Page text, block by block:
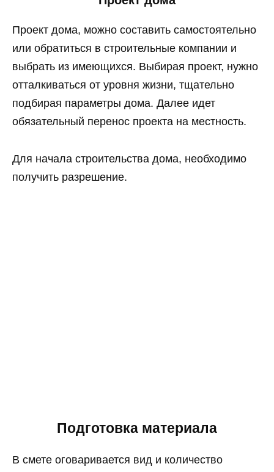
Проект дома, можно составить самостоятельно
или обратиться в строительные компании и
выбрать из имеющихся. Выбирая проект, нужно
отталкиваться от уровня жизни, тщательно
подбирая параметры дома. Далее идет
обязательный перенос проекта на местность.
Для начала строительства дома, необходимо
получить разрешение.
Подготовка материала
В смете оговаривается вид и количество